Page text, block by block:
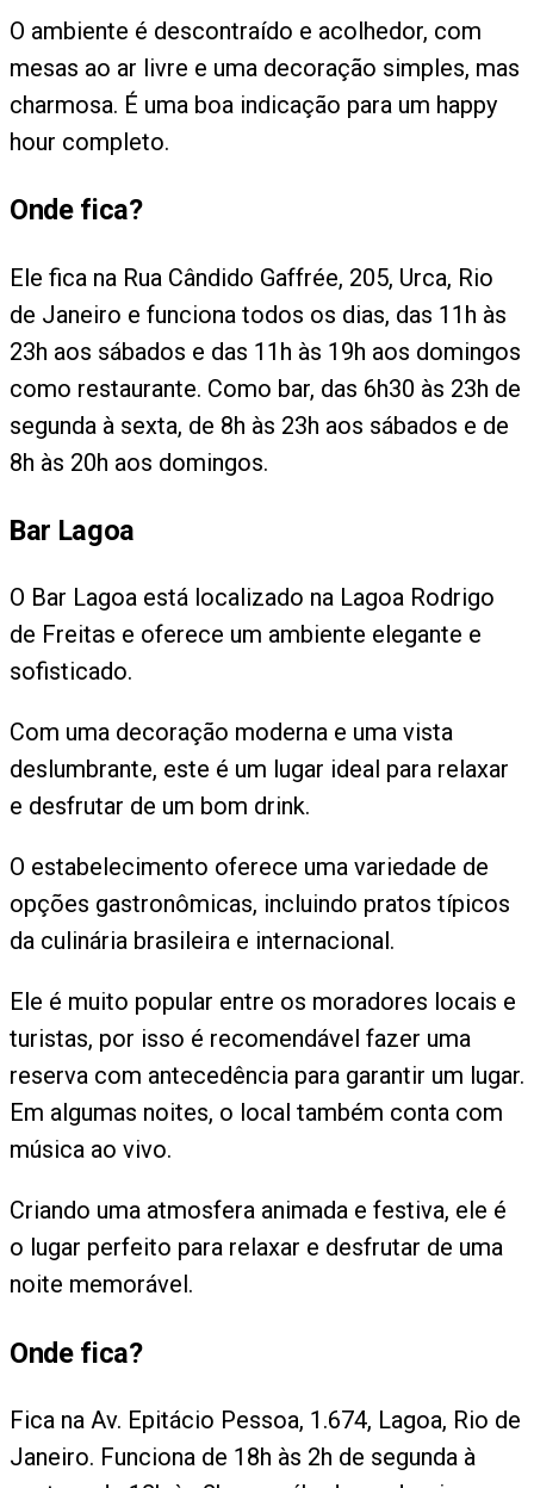
O ambiente é descontraído e acolhedor, com
mesas ao ar livre e uma decoração simples, mas
charmosa. É uma boa indicação para um happy
hour completo.
Onde fica?
Ele fica na Rua Cândido Gaffrée, 205, Urca, Rio
de Janeiro e funciona todos os dias, das 11h às
23h aos sábados e das 11h às 19h aos domingos
como restaurante. Como bar, das 6h30 às 23h de
segunda à sexta, de 8h às 23h aos sábados e de
8h às 20h aos domingos.
Bar Lagoa
O Bar Lagoa está localizado na Lagoa Rodrigo
de Freitas e oferece um ambiente elegante e
sofisticado.
Com uma decoração moderna e uma vista
deslumbrante, este é um lugar ideal para relaxar
e desfrutar de um bom drink.
O estabelecimento oferece uma variedade de
opções gastronômicas, incluindo pratos típicos
da culinária brasileira e internacional.
Ele é muito popular entre os moradores locais e
turistas, por isso é recomendável fazer uma
reserva com antecedência para garantir um lugar.
Em algumas noites, o local também conta com
música ao vivo.
Criando uma atmosfera animada e festiva, ele é
o lugar perfeito para relaxar e desfrutar de uma
noite memorável.
Onde fica?
Fica na Av. Epitácio Pessoa, 1.674, Lagoa, Rio de
Janeiro. Funciona de 18h às 2h de segunda à